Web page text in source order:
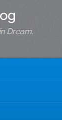
Dream.
CONTENT
CONTENT